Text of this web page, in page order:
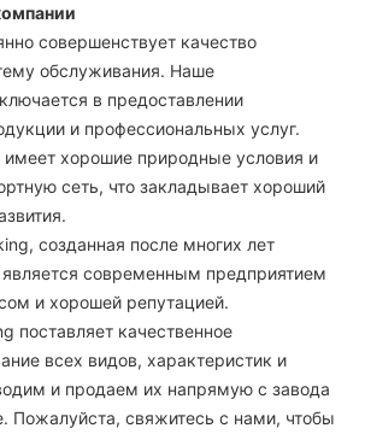
совершенствует качество
обслуживания. Наше
в предоставлении
и профессиональных услуг.
хорошие природные условия и
сеть, что закладывает хороший
созданная после многих лет
является современным предприятием
и хорошей репутацией.
поставляет качественное
всех видов, характеристик и
и продаем их напрямую с завода
Пожалуйста, свяжитесь с нами, чтобы